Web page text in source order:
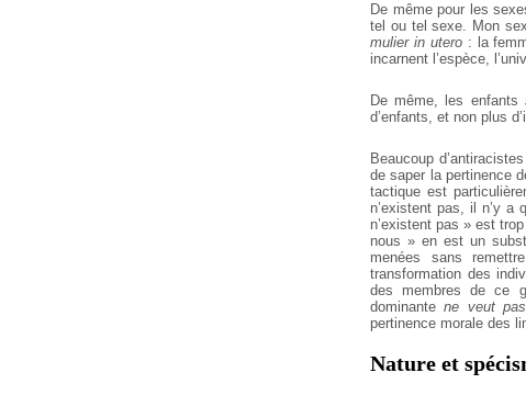
De même pour les
tel ou tel sexe. Mon
mulier in utero: la
incarnent l’espèce,
De même, les enfants
d’enfants, et non plus
Beaucoup
de saper la pertinence
tactique est
n’existent pas, il n’y a
n’existent pas » est
nous » en est un
menées sans
transformation des
des membres de ce
dominantene veut pas
pertinence morale des
Nature et